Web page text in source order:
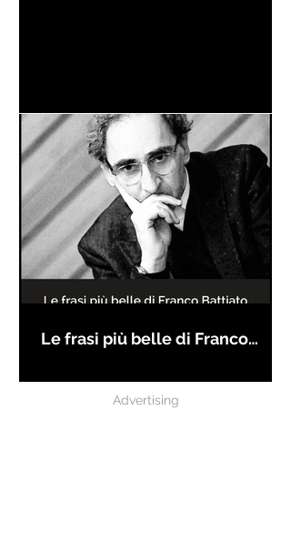
Le frasi più belle di Franco
Advertising